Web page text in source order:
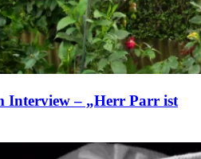
Interview – „Herr Parr ist